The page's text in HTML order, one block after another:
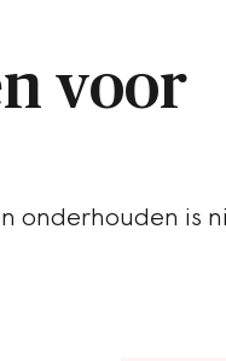
voor
onderhouden is